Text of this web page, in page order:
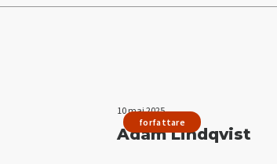
forfattare
10 maj 2025
Adam Lindqvist